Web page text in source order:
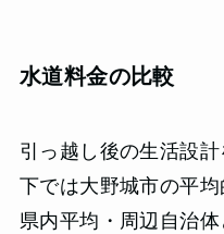
水道料金の比較
引っ越し後の生活設
下では大野城市の平均
県内平均・周辺自治体